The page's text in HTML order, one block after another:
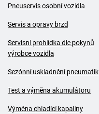
Pneuservis osobní vozidla
Servis a opravy brzd
Servisní prohlídka dle pokynů
výrobce vozidla
Sezónní uskladnění pneumatik
Test a výměna akumulátoru
Výměna chladící kapaliny